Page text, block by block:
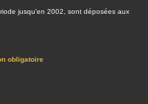
jusqu'en 2002, sont déposées aux
obligatoire